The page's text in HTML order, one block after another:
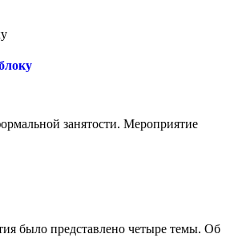
занятости. Мероприятие
было представлено четыре темы. Об